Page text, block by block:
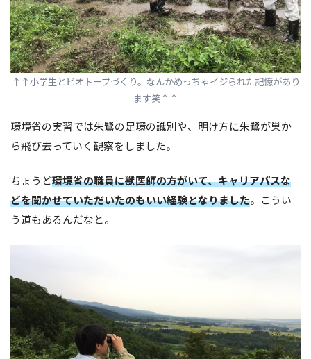
↑ ↑小学生とビオトープづくり。なんかめっちゃイジられた記憶があり
ます笑↑ ↑
環境省の実習では朱鷺の足環の識別や、明け方に朱鷺が巣か
ら飛び去っていく観察をしました。
ちょうど環境省の職員に獣医師の方がいて、キャリアパスな
どを聞かせていただいたのもいい経験となりました。こうい
う道もあるんだなと。